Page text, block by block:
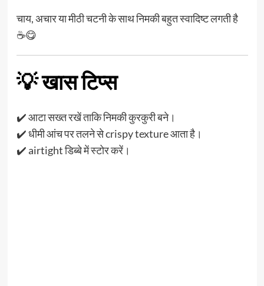
चाय, अचार या मीठी चटनी के साथ निमकी बहुत स्वादिष्ट लगती है
☕😋
💡 खास टिप्स
✔️ आटा सख्त रखें ताकि निमकी कुरकुरी बने।
✔️ धीमी आंच पर तलने से crispy texture आता है।
✔️ airtight डिब्बे में स्टोर करें।